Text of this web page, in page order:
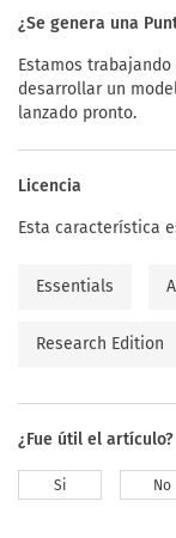
¿Se genera una
Estamos
desarrollar un
lanzado pronto.
Licencia
Esta característica
Essentials
Research Edition
¿Fue útil el artículo?
Si No